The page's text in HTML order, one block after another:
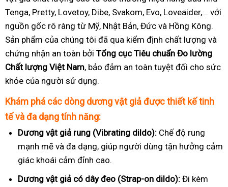
Tenga, Pretty, Lovetoy, Dibe, Svakom, Evo, Loveaider,... với
nguồn gốc rõ ràng từ Mỹ, Nhật Bản, Đức và Hồng Kông.
Sản phẩm của chúng tôi đã qua kiểm định chất lượng và
chứng nhận an toàn bởi Tổng cục Tiêu chuẩn Đo lường
Chất lượng Việt Nam, bảo đảm an toàn tuyệt đối cho sức
khỏe của người sử dụng.
Khám phá các dòng dương vật giả được thiết kế tinh
tế và đa dạng tính năng:
Dương vật giả rung (Vibrating dildo): Chế độ rung
mạnh mẽ và đa dạng, giúp người dùng tận hưởng cảm
giác khoái cảm đỉnh cao.
Dương vật giả có dây đeo (Strap-on dildo): Đi kèm